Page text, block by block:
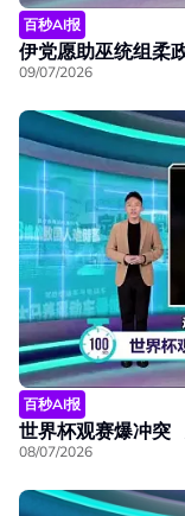
百秒AI报
伊党愿助巫统组柔
09/07/2026
百秒AI报
世界杯观赛爆冲突
08/07/2026